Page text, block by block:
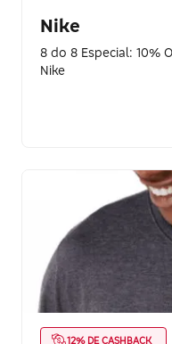
Nike
8 do 8 Especial: 10%
Nike
12% DE CASHBACK